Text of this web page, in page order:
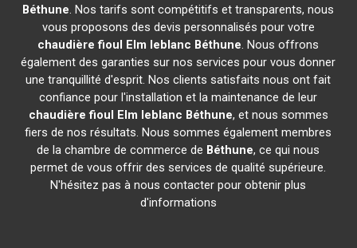
Béthune. Nos tarifs sont compétitifs et transparents, nous
vous proposons des devis personnalisés pour votre
chaudière fioul Elm leblanc Béthune. Nous offrons
également des garanties sur nos services pour vous donner
une tranquillité d'esprit. Nos clients satisfaits nous ont fait
confiance pour l'installation et la maintenance de leur
chaudière fioul Elm leblanc Béthune, et nous sommes
fiers de nos résultats. Nous sommes également membres
de la chambre de commerce de Béthune, ce qui nous
permet de vous offrir des services de qualité supérieure.
N'hésitez pas à nous contacter pour obtenir plus
d'informations